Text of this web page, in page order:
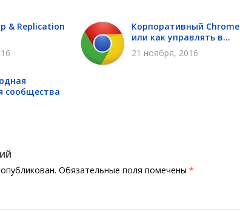
& Replication
Корпоративный Chrome
или как управлять в...
21 ноября, 2016
сообщества
Обязательные поля помечены *